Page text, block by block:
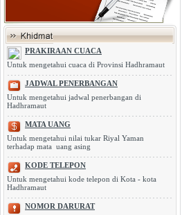
PRAKIRAAN CUACA
Untuk mengetahui cuaca di Provinsi Hadhramaut
JADWAL PENERBANGAN
Untuk mengetahui jadwal penerbangan di
Hadhramaut
MATA UANG
Untuk mengetahui nilai tukar Riyal Yaman
terhadap mata uang asing
KODE TELEPON
Untuk mengetahui kode telepon di Kota - kota
Hadhramaut
NOMOR DARURAT